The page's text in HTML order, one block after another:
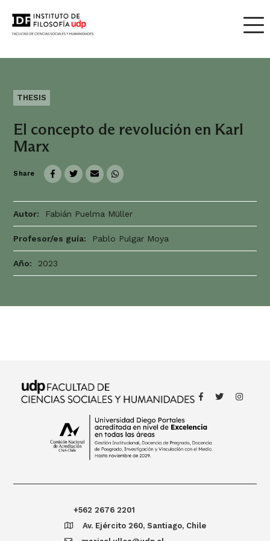
Thought
THESIS
El concepto de revolución en Karl
Marx
Share
Autor: Fabián Puelma Müller
Profesor/es guía: Pablo Pulgar Moya
Año: 2023
+562 2676 2201
Av. Ejército 260, Santiago, Chile